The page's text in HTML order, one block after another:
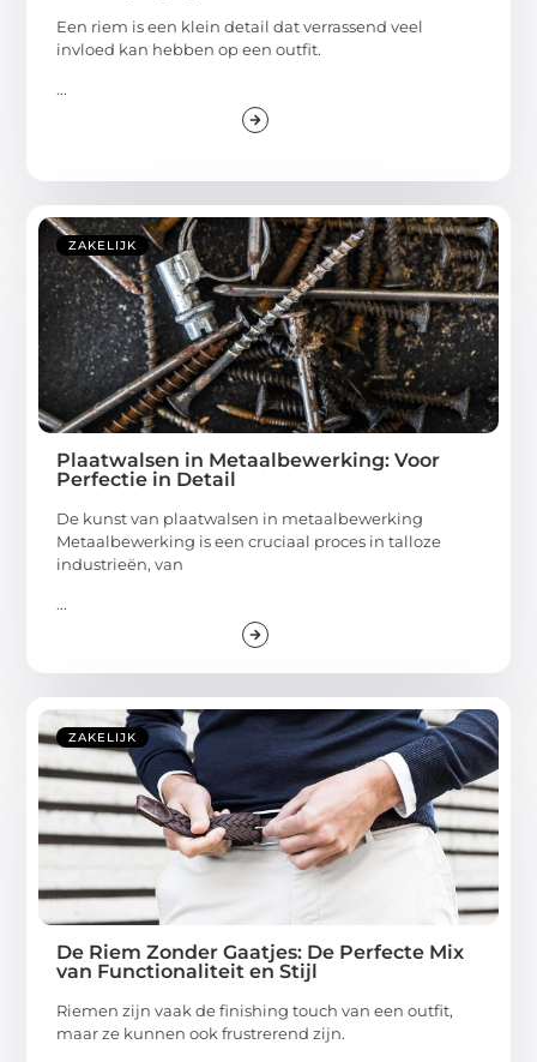
Een riem is een klein detail dat verrassend veel
invloed kan hebben op een outfit.
...
ZAKELIJK
Plaatwalsen in Metaalbewerking: Voor
Perfectie in Detail
De kunst van plaatwalsen in metaalbewerking
Metaalbewerking is een cruciaal proces in talloze
industrieën, van
...
ZAKELIJK
De Riem Zonder Gaatjes: De Perfecte Mix
van Functionaliteit en Stijl
Riemen zijn vaak de finishing touch van een outfit,
maar ze kunnen ook frustrerend zijn.